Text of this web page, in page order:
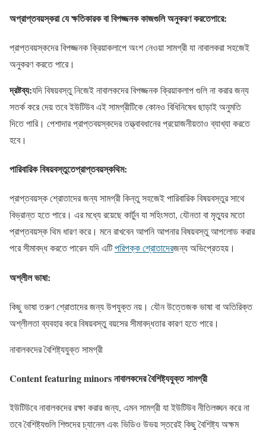
অপ্রাপ্তবয়স্করা যে ক্ষতিকারক বা বিপজ্জনক কাজগুলি অনুকরণ করতেপারে:
প্রাপ্তবয়স্কদের বিপজ্জনক ক্রিয়াকলাপে অংশ নেওয়া সামগ্রী যা নাবালকরা সহজেই
অনুকরণ করতে পারে।
দ্রষ্টব্য:যদি বিষয়বস্তু নিজেই নাবালকদের বিপজ্জনক ক্রিয়াকলাপ গুলি না করার জন্য
সতর্ক করে দেয় তবে ইউটিউব এই সামগ্রীটিকে কোনও বিধিনিষেধ ছাড়াই অনুমতি
দিতে পারি। পেশাদার প্রাপ্তবয়স্কদের তত্ত্বাবধানের প্রয়োজনীয়তাও ব্যাখ্যা করতে
হবে।
পারিবারিক বিষয়বস্তুতেপ্রাপ্তবয়স্কথিম:
প্রাপ্তবয়স্ক শ্রোতাদের জন্য সামগ্রী কিন্তু সহজেই পারিবারিক বিষয়বস্তুর সাথে
বিভ্রান্ত হতে পারে। এর মধ্যে রয়েছে কার্টুন যা সহিংসতা, যৌনতা বা মৃত্যুর মতো
প্রাপ্তবয়স্ক থিম ধারণ করে। মনে রাখবেন আপনি আপনার বিষয়বস্তু আপলোড করার
পরে সীমাবদ্ধ করতে পারেন যদি এটিপরিপক্ক শ্রোতাদেরজন্য অভিপ্রেতহয়।
অশ্লীল ভাষা:
কিছু ভাষা তরুণ শ্রোতাদের জন্য উপযুক্ত নয়। যৌন উত্তেজক ভাষা বা অতিরিক্ত
অশ্লীলতা ব্যবহার করে বিষয়বস্তু বয়সের সীমাবদ্ধতার কারণ হতে পারে।
নাবালকদের বৈশিষ্ট্যযুক্ত সামগ্রী
Content featuring minors নাবালকদের বৈশিষ্ট্যযুক্ত সামগ্রী
ইউটিউবে নাবালকদের রক্ষা করার জন্য, এমন সামগ্রী যা ইউটিউব নীতিলঙ্ঘন করে না
তবে বৈশিষ্ট্যগুলি শিশুদের চ্যানেল এবং ভিডিও উভয় স্তরেই কিছু বৈশিষ্ট্য অক্ষম